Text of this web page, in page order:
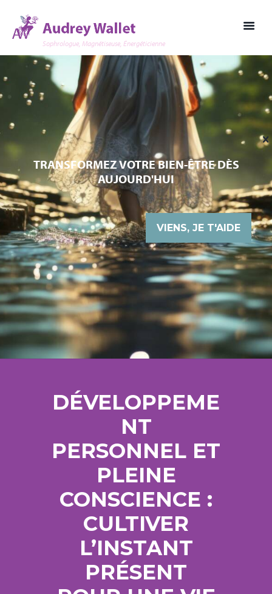
Sophrologue, Magnétiseuse, Énergéticienne
TRANSFORMEZ VOTRE BIEN-ÊTRE DÈS
AUJOURD'HUI
VIENS, JE T'AIDE
DÉVELOPPEME
NT
PERSONNEL ET
PLEINE
CONSCIENCE :
CULTIVER
L’INSTANT
PRÉSENT